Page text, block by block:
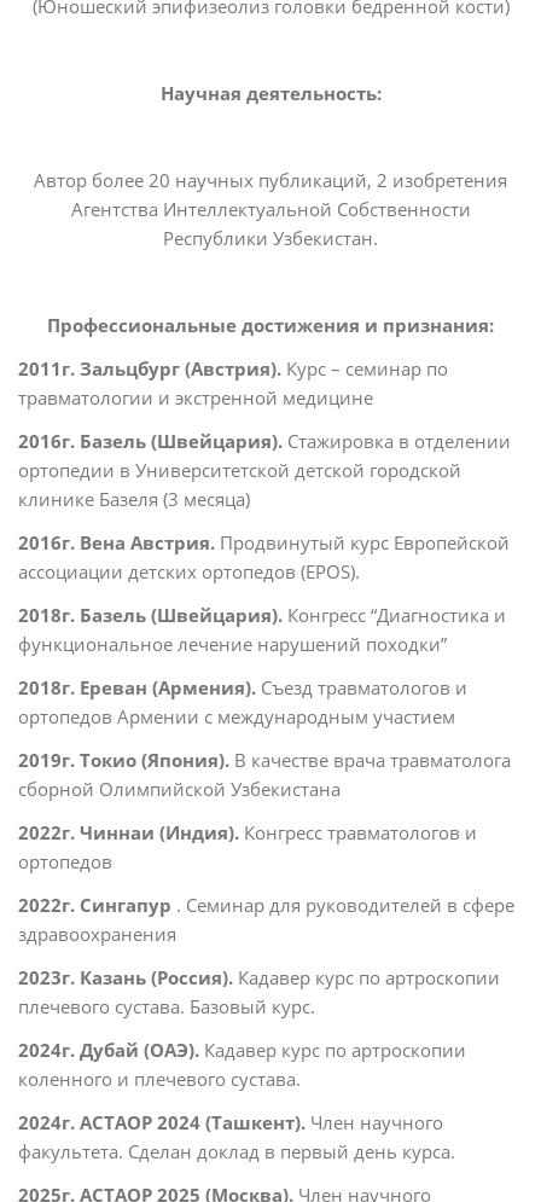
(Юношеский эпифизеолиз головки бедренной кости)
Научная деятельность:
Автор более 20 научных публикаций, 2 изобретения
Агентства Интеллектуальной Собственности
Республики Узбекистан.
Профессиональные достижения и признания:
2011г. Зальцбург (Австрия). Курс – семинар по
травматологии и экстренной медицине
2016г. Базель (Швейцария). Стажировка в отделении
ортопедии в Университетской детской городской
клинике Базеля (3 месяца)
2016г. Вена Австрия. Продвинутый курс Европейской
ассоциации детских ортопедов (EPOS).
2018г. Базель (Швейцария). Конгресс “Диагностика и
функциональное лечение нарушений походки”
2018г. Ереван (Армения). Съезд травматологов и
ортопедов Армении с международным участием
2019г. Токио (Япония). В качестве врача травматолога
сборной Олимпийской Узбекистана
2022г. Чиннаи (Индия). Конгресс травматологов и
ортопедов
2022г. Сингапур . Семинар для руководителей в сфере
здравоохранения
2023г. Казань (Россия). Кадавер курс по артроскопии
плечевого сустава. Базовый курс.
2024г. Дубай (ОАЭ). Кадавер курс по артроскопии
коленного и плечевого сустава.
2024г. АСТАОР 2024 (Ташкент). Член научного
факультета. Сделан доклад в первый день курса.
2025г. АСТАОР 2025 (Москва). Член научного